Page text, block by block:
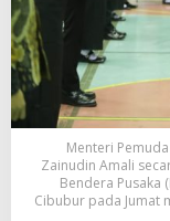
Menteri
Zainudin Amali
Bendera Pusaka
Cibubur pada Jumat